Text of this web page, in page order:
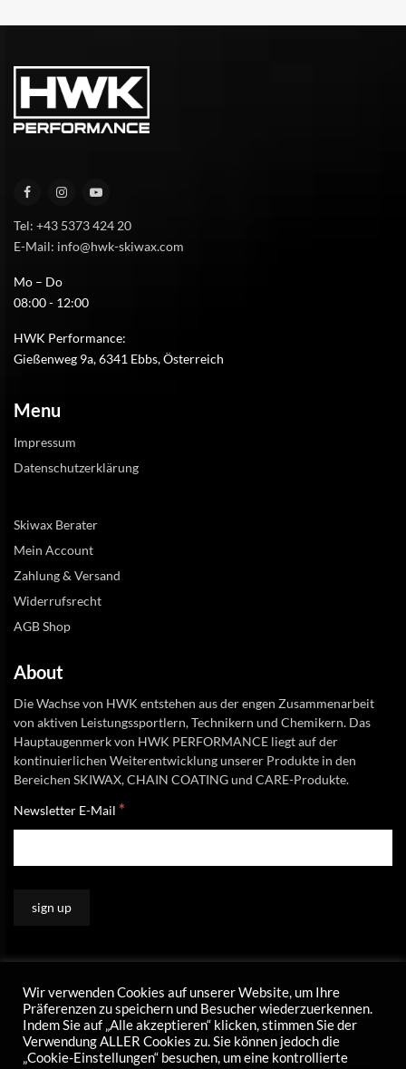
Tel: +43 5373 424 20
E-Mail: info@hwk-skiwax.com
Mo – Do
08:00 - 12:00
HWK Performance:
Gießenweg 9a, 6341 Ebbs, Österreich
Menu
Impressum
Datenschutzerklärung
Skiwax Berater
Mein Account
Zahlung & Versand
Widerrufsrecht
AGB Shop
About
Die Wachse von HWK entstehen aus der engen Zusammenarbeit
von aktiven Leistungssportlern, Technikern und Chemikern. Das
Hauptaugenmerk von HWK PERFORMANCE liegt auf der
kontinuierlichen Weiterentwicklung unserer Produkte in den
Bereichen SKIWAX, CHAIN COATING und CARE-Produkte.
Newsletter E-Mail *
Wir verwenden Cookies auf unserer Website, um Ihre
Präferenzen zu speichern und Besucher wiederzuerkennen.
Indem Sie auf „Alle akzeptieren“ klicken, stimmen Sie der
Verwendung ALLER Cookies zu. Sie können jedoch die
„Cookie-Einstellungen“ besuchen, um eine kontrollierte